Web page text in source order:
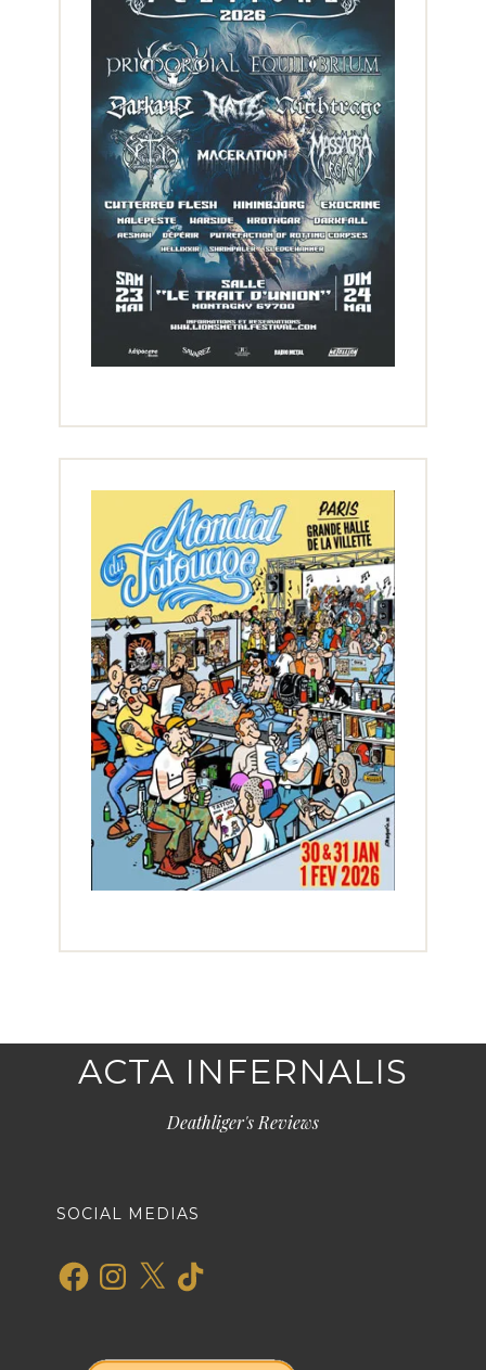
ACTA INFERNALIS
Deathliger's Reviews
SOCIAL MEDIAS
FacebookInstagram
X TikTok